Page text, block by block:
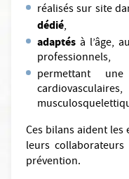
réalisés sur site
dédié,
adaptés à l’âge,
professionnels,
permettant une
Ces bilans aident
leurs
prévention.